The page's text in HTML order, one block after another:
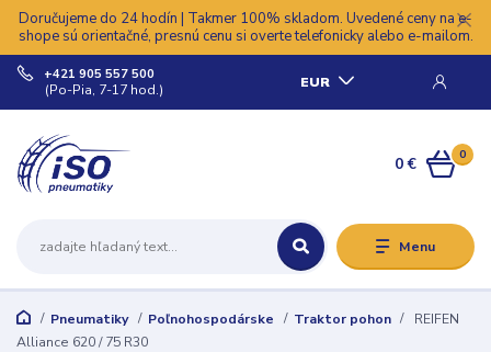
Doručujeme do 24 hodín | Takmer 100% skladom. Uvedené ceny na e-
shope sú orientačné, presnú cenu si overte telefonicky alebo e-mailom.
Menu
EUR
+421 905 557 500
(Po-Pia, 7-17 hod.)
0
0 €
Pneumatiky Poľnohospodárske Traktor pohon
REIFEN
Alliance 620 / 75 R30